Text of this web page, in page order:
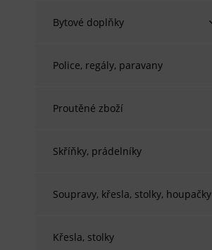
Bytové doplňky
Police, regály, paravany
Proutěné zboží
Skříňky, prádelníky
Soupravy, křesla, stolky, houpačky
Křesla, stolky